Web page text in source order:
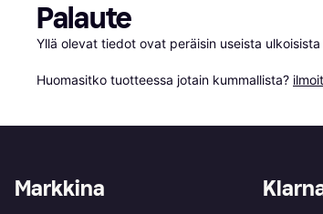
Palaute
Yllä olevat tiedot ovat peräisin useista
Huomasitko tuotteessa jotain kummallista?
Markkina